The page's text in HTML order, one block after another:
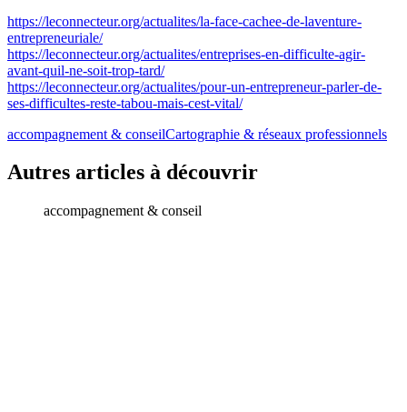
https://leconnecteur.org/actualites/la-face-cachee-de-laventure-
entrepreneuriale/
https://leconnecteur.org/actualites/entreprises-en-difficulte-agir-
avant-quil-ne-soit-trop-tard/
https://leconnecteur.org/actualites/pour-un-entrepreneur-parler-de-
ses-difficultes-reste-tabou-mais-cest-vital/
accompagnement & conseilCartographie & réseaux professionnels
Autres articles à découvrir
accompagnement & conseil